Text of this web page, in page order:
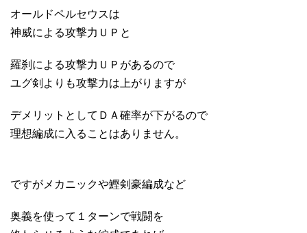
オールドペルセウスは
神威による攻撃力ＵＰと
羅刹による攻撃力ＵＰがあるので
ユグ剣よりも攻撃力は上がりますが
デメリットとしてＤＡ確率が下がるので
理想編成に入ることはありません。
ですがメカニックや鰹剣豪編成など
奥義を使って１ターンで戦闘を